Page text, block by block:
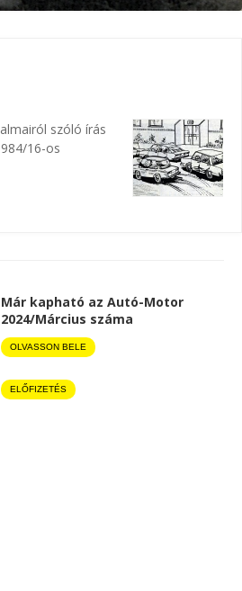
szóló írás
16-os
Már kapható az Autó-Motor
2024/Március száma
OLVASSON BELE
ELŐFIZETÉS